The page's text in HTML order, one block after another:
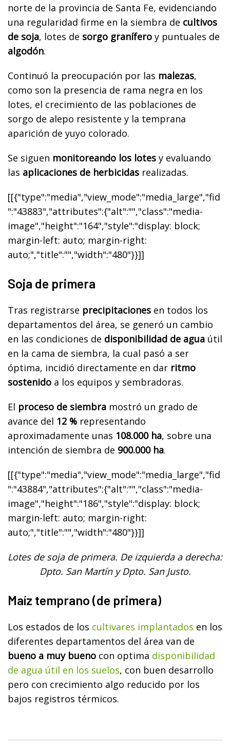
norte de la provincia de Santa Fe, evidenciando
una regularidad firme en la siembra de cultivos
de soja, lotes de sorgo granífero y puntuales de
algodón.
Continuó la preocupación por las malezas,
como son la presencia de rama negra en los
lotes, el crecimiento de las poblaciones de
sorgo de alepo resistente y la temprana
aparición de yuyo colorado.
Se siguen monitoreando los lotes y evaluando
las aplicaciones de herbicidas realizadas.
[[{"type":"media","view_mode":"media_large","fid
":"43883","attributes":{"alt":"","class":"media-
image","height":"164","style":"display: block;
margin-left: auto; margin-right:
auto;","title":"","width":"480"}}]]
Soja de primera
Tras registrarse precipitaciones en todos los
departamentos del área, se generó un cambio
en las condiciones de disponibilidad de agua útil
en la cama de siembra, la cual pasó a ser
óptima, incidió directamente en dar ritmo
sostenido a los equipos y sembradoras.
El proceso de siembra mostró un grado de
avance del 12 % representando
aproximadamente unas 108.000 ha, sobre una
intención de siembra de 900.000 ha.
[[{"type":"media","view_mode":"media_large","fid
":"43884","attributes":{"alt":"","class":"media-
image","height":"186","style":"display: block;
margin-left: auto; margin-right:
auto;","title":"","width":"480"}}]]
Lotes de soja de primera. De izquierda a derecha:
Dpto. San Martín y Dpto. San Justo.
Maíz temprano (de primera)
Los estados de los cultivares implantados en los
diferentes departamentos del área van de
bueno a muy bueno con optima disponibilidad
de agua útil en los suelos, con buen desarrollo
pero con crecimiento algo reducido por los
bajos registros térmicos.